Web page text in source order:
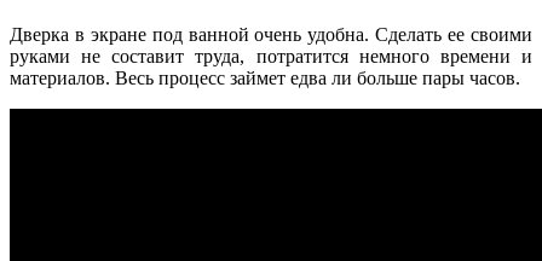
Дверка в экране под ванной очень удобна. Сделать ее своими
руками не составит труда, потратится немного времени и
материалов. Весь процесс займет едва ли больше пары часов.